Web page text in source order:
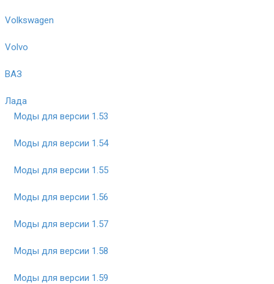
Volkswagen
Volvo
ВАЗ
Лада
Моды для версии 1.53
Моды для версии 1.54
Моды для версии 1.55
Моды для версии 1.56
Моды для версии 1.57
Моды для версии 1.58
Моды для версии 1.59